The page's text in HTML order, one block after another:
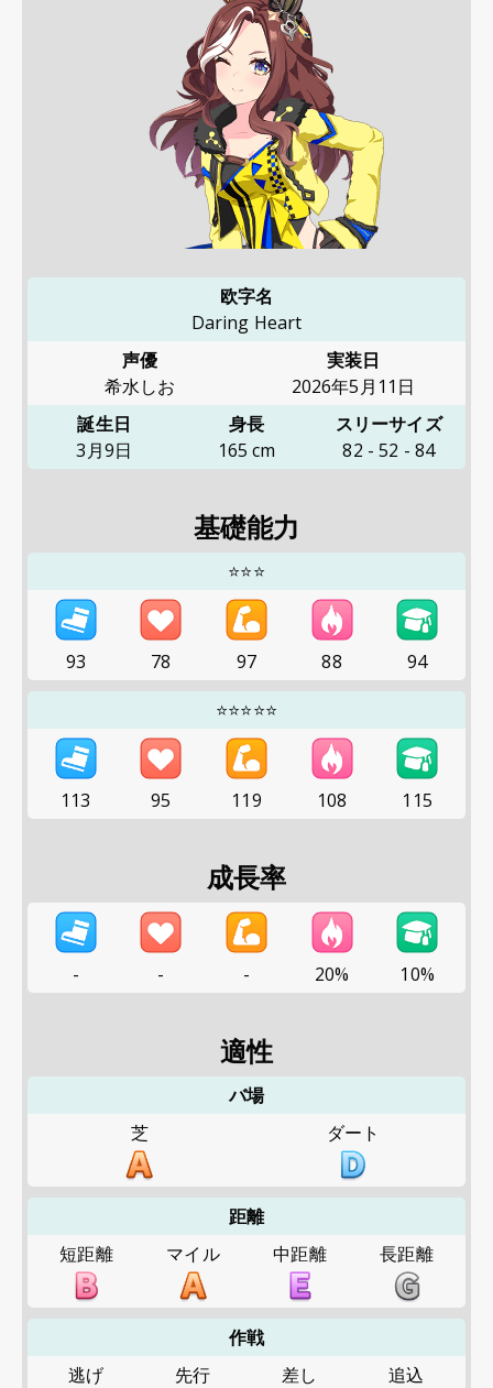
欧字名
Daring Heart
声優
希水しお
実装日
2026年5月11日
誕生日
3月9日
身長
165 cm
スリーサイズ
82 -52 - 84
基礎能力
⭐⭐⭐
93 78 97 88
94
⭐⭐⭐⭐⭐
113 95 119 108 115
成長率
- - - 20% 10%
適性
バ場
芝
ダート
距離
短距離
マイル 中距離 長距離
作戦
逃げ
先行 差し 追込